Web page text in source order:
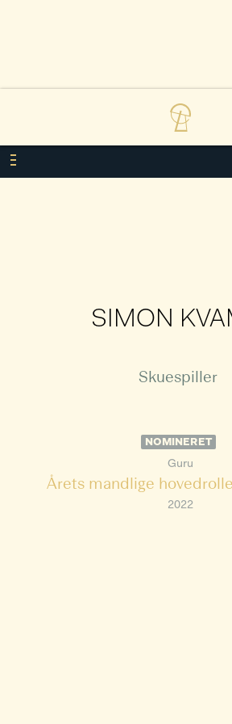
SIMON
Skuespiller
NOMINERET
Guru
Årets mandlige
2022